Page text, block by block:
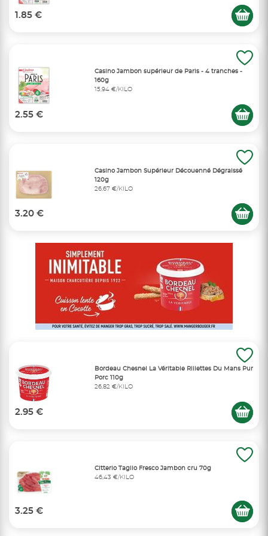
1.85 €
Casino Jambon supérieur de Paris - 4 tranches -
160g
15,94 €/KILO
2.55 €
Casino Jambon Supérieur Découenné Dégraissé
120g
26,67 €/KILO
3.20 €
Bordeau Chesnel La Véritable Rillettes Du Mans Pur
Porc 110g
26,82 €/KILO
2.95 €
Citterio Taglio Fresco Jambon cru 70g
46,43 €/KILO
3.25 €